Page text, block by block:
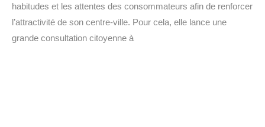
habitudes et les attentes des consommateurs afin de renforcer
l’attractivité de son centre-ville. Pour cela, elle lance une
grande consultation citoyenne à